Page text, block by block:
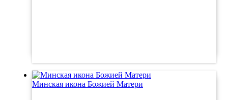
Минская икона Божией Матери